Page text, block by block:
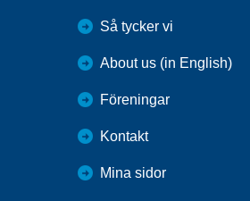
Så tycker vi
About us (in English)
Föreningar
Kontakt
Mina sidor